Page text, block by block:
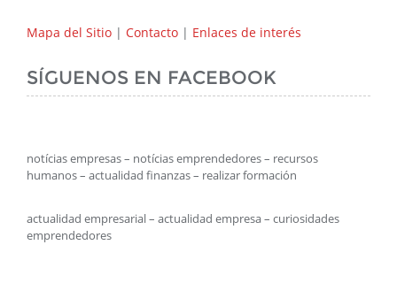
Mapa del Sitio | Contacto | Enlaces de interés
SÍGUENOS EN FACEBOOK
notícias empresas – notícias emprendedores – recursos
humanos – actualidad finanzas – realizar formación
actualidad empresarial – actualidad empresa – curiosidades
emprendedores